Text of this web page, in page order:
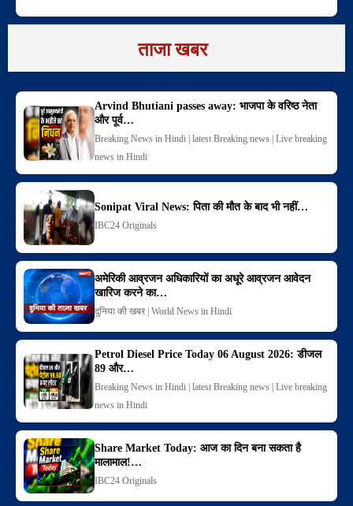
ताजा खबर
Arvind Bhutiani passes away: भाजपा के वरिष्ठ नेता
और पूर्व…
Breaking News in Hindi | latest Breaking news | Live breaking
news in Hindi
Sonipat Viral News: पिता की मौत के बाद भी नहीं…
IBC24 Originals
अमेरिकी आव्रजन अधिकारियों का अधूरे आव्रजन आवेदन
खारिज करने का…
दुनिया की खबर | World News in Hindi
Petrol Diesel Price Today 06 August 2026: डीजल
89 और…
Breaking News in Hindi | latest Breaking news | Live breaking
news in Hindi
Share Market Today: आज का दिन बना सकता है
मालामाल!…
IBC24 Originals